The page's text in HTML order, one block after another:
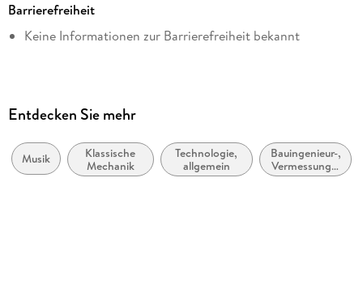
Autor/Autorin
Uta Christina Georg, Christine Tabea Handke
Illustrationen
Verlag/Hersteller
tredition
Barrierefreiheit
Keine Informationen zur Barrierefreiheit bekannt
Entdecken Sie mehr
Musik
Klassische
Mechanik
Technologie,
allgemein
Bauingenieur-,
Vermessungs-
und Bauwesen